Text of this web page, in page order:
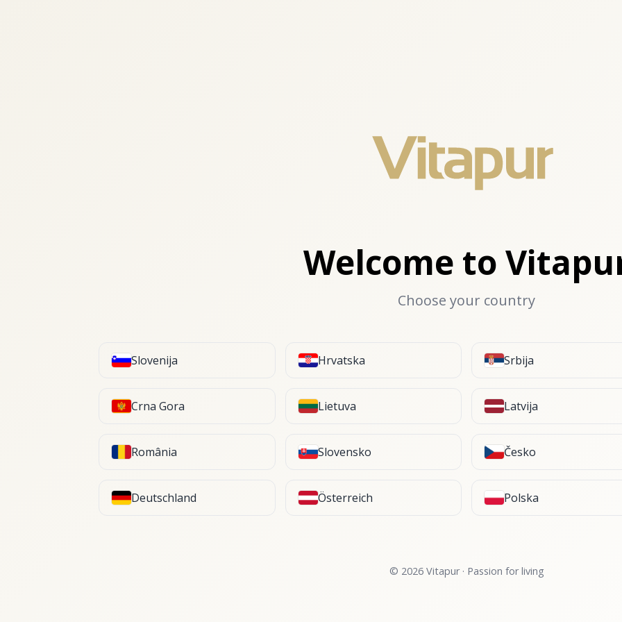
Welcome to
Choose your country
Slovenija Hrvatska Srbija
Crna Gora Lietuva Latvija
România Slovensko Česko
Deutschland Österreich Polska
© 2026 Vitapur · Passion for living